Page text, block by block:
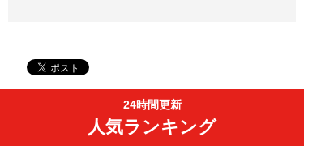
24時間更新
人気ランキング